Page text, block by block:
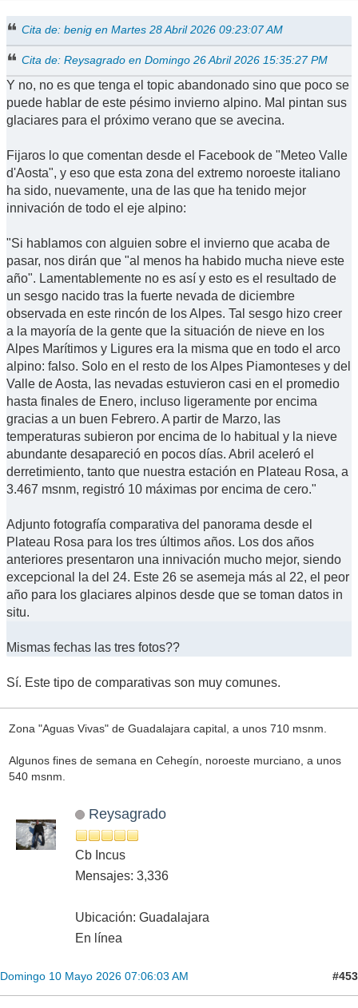
Cita de: benig en Martes 28 Abril 2026 09:23:07 AM
Cita de: Reysagrado en Domingo 26 Abril 2026 15:35:27 PM
Y no, no es que tenga el topic abandonado sino que poco se
puede hablar de este pésimo invierno alpino. Mal pintan sus
glaciares para el próximo verano que se avecina.
Fijaros lo que comentan desde el Facebook de "Meteo Valle
d'Aosta", y eso que esta zona del extremo noroeste italiano
ha sido, nuevamente, una de las que ha tenido mejor
innivación de todo el eje alpino:
"Si hablamos con alguien sobre el invierno que acaba de
pasar, nos dirán que "al menos ha habido mucha nieve este
año". Lamentablemente no es así y esto es el resultado de
un sesgo nacido tras la fuerte nevada de diciembre
observada en este rincón de los Alpes. Tal sesgo hizo creer
a la mayoría de la gente que la situación de nieve en los
Alpes Marítimos y Ligures era la misma que en todo el arco
alpino: falso. Solo en el resto de los Alpes Piamonteses y del
Valle de Aosta, las nevadas estuvieron casi en el promedio
hasta finales de Enero, incluso ligeramente por encima
gracias a un buen Febrero. A partir de Marzo, las
temperaturas subieron por encima de lo habitual y la nieve
abundante desapareció en pocos días. Abril aceleró el
derretimiento, tanto que nuestra estación en Plateau Rosa, a
3.467 msnm, registró 10 máximas por encima de cero."
Adjunto fotografía comparativa del panorama desde el
Plateau Rosa para los tres últimos años. Los dos años
anteriores presentaron una innivación mucho mejor, siendo
excepcional la del 24. Este 26 se asemeja más al 22, el peor
año para los glaciares alpinos desde que se toman datos in
situ.
Mismas fechas las tres fotos??
Sí. Este tipo de comparativas son muy comunes.
Zona "Aguas Vivas" de Guadalajara capital, a unos 710 msnm.
Algunos fines de semana en Cehegín, noroeste murciano, a unos
540 msnm.
Reysagrado
Cb Incus
Mensajes: 3,336
Ubicación: Guadalajara
En línea
Domingo 10 Mayo 2026 07:06:03 AM #453